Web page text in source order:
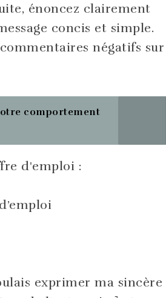
énoncez clairement
concis et simple.
négatifs sur
comportement
d'emploi :
exprimer ma sincère